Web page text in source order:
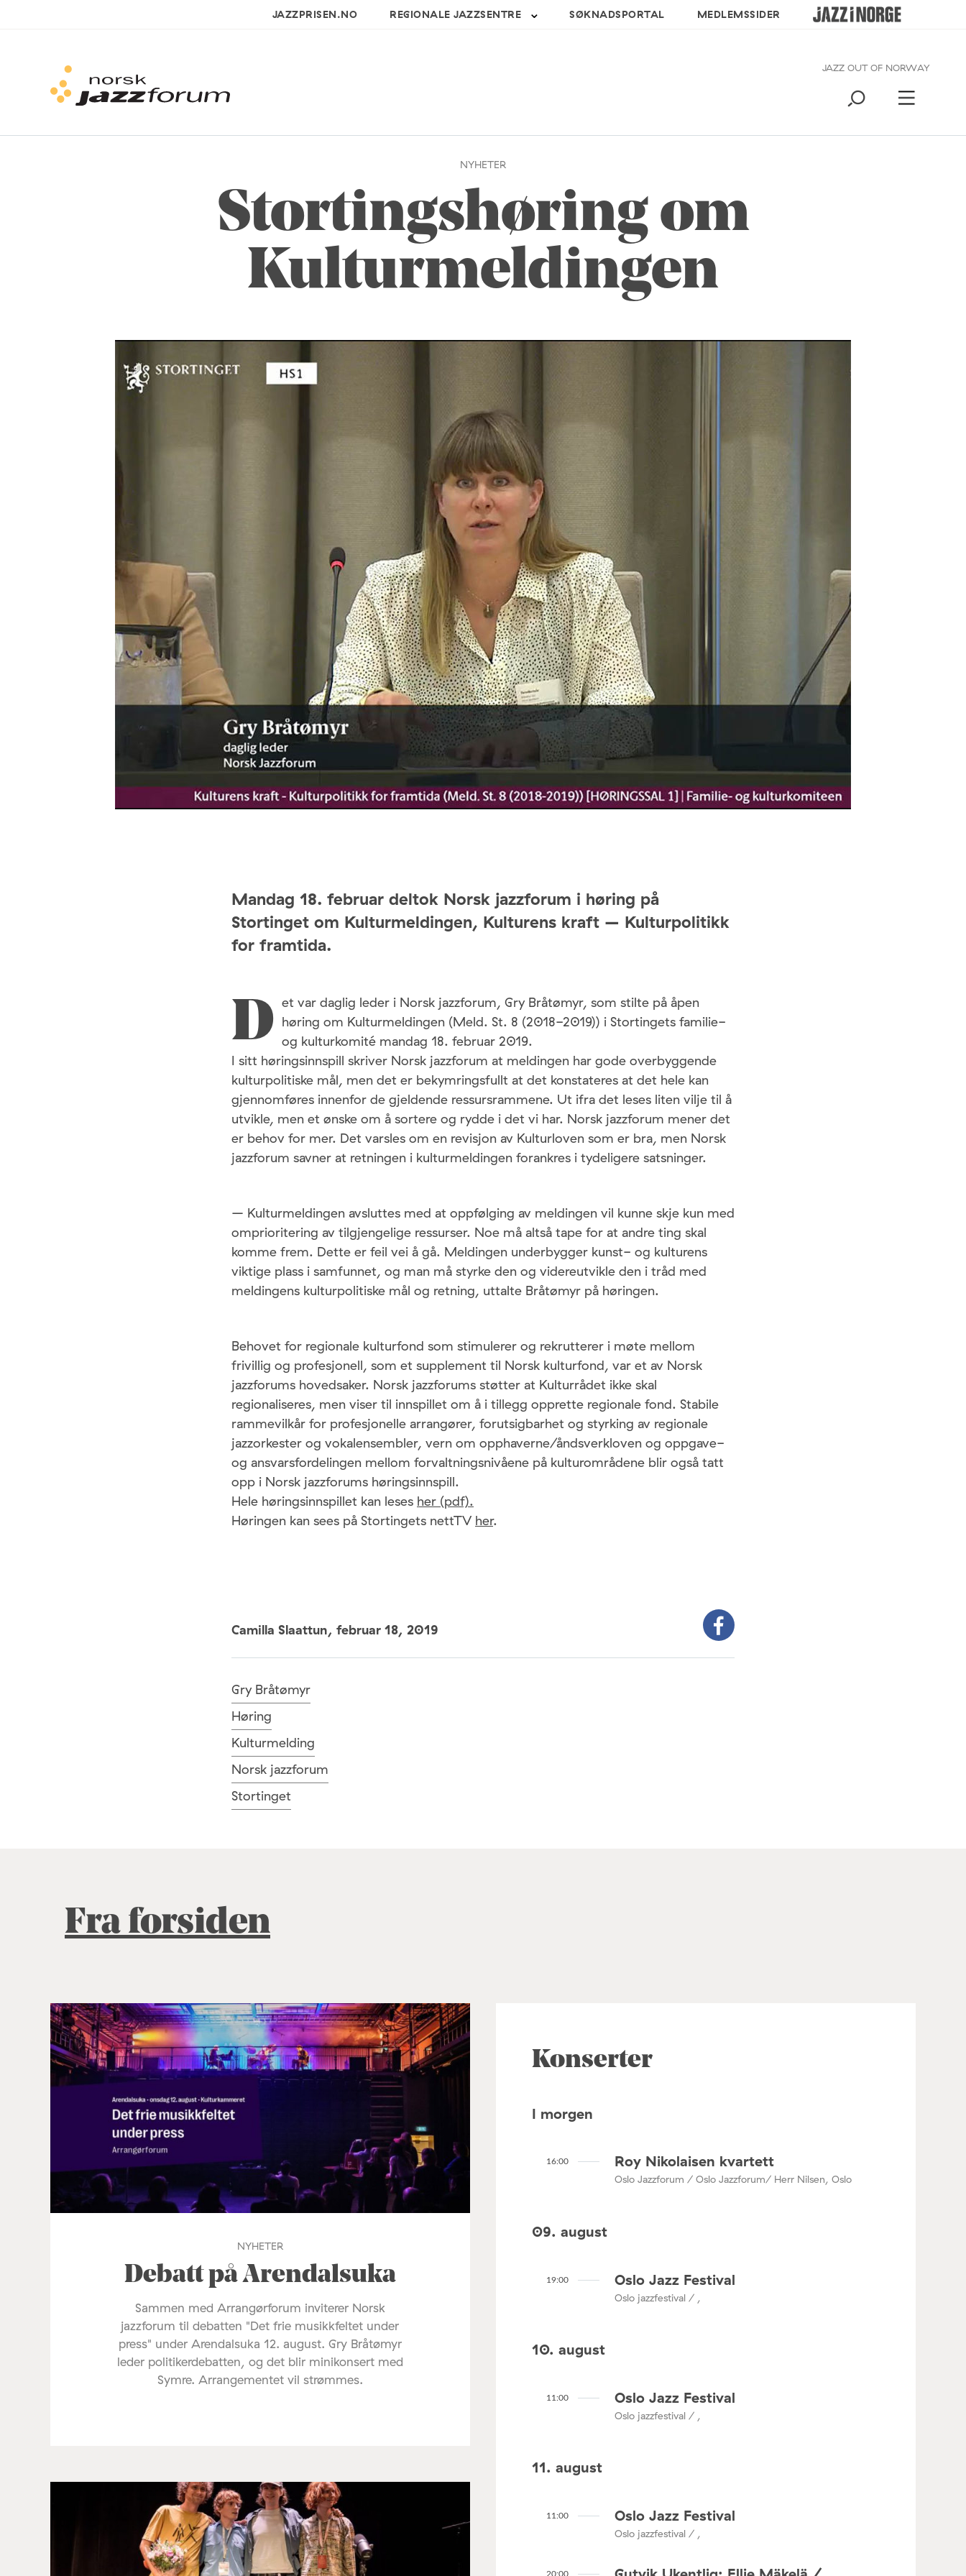
JAZZPRISEN.NO REGIONALE JAZZSENTRE SØKNADSPORTAL MEDLEMSSIDER
JAZZ OUT OF NORWAY
NYHETER
Stortingshøring om
Kulturmeldingen
Mandag 18. februar deltok Norsk jazzforum i høring på
Stortinget om Kulturmeldingen, Kulturens kraft – Kulturpolitikk
for framtida.
D et var daglig leder i Norsk jazzforum, Gry Bråtømyr, som stilte på åpen
høring om Kulturmeldingen (Meld. St. 8 (2018-2019)) i Stortingets familie-
og kulturkomité mandag 18. februar 2019.
I sitt høringsinnspill skriver Norsk jazzforum at meldingen har gode overbyggende
kulturpolitiske mål, men det er bekymringsfullt at det konstateres at det hele kan
gjennomføres innenfor de gjeldende ressursrammene. Ut ifra det leses liten vilje til å
utvikle, men et ønske om å sortere og rydde i det vi har. Norsk jazzforum mener det
er behov for mer. Det varsles om en revisjon av Kulturloven som er bra, men Norsk
jazzforum savner at retningen i kulturmeldingen forankres i tydeligere satsninger.
– Kulturmeldingen avsluttes med at oppfølging av meldingen vil kunne skje kun med
omprioritering av tilgjengelige ressurser. Noe må altså tape for at andre ting skal
komme frem. Dette er feil vei å gå. Meldingen underbygger kunst- og kulturens
viktige plass i samfunnet, og man må styrke den og videreutvikle den i tråd med
meldingens kulturpolitiske mål og retning, uttalte Bråtømyr på høringen.
Behovet for regionale kulturfond som stimulerer og rekrutterer i møte mellom
frivillig og profesjonell, som et supplement til Norsk kulturfond, var et av Norsk
jazzforums hovedsaker. Norsk jazzforums støtter at Kulturrådet ikke skal
regionaliseres, men viser til innspillet om å i tillegg opprette regionale fond. Stabile
rammevilkår for profesjonelle arrangører, forutsigbarhet og styrking av regionale
jazzorkester og vokalensembler, vern om opphaverne/åndsverkloven og oppgave-
og ansvarsfordelingen mellom forvaltningsnivåene på kulturområdene blir også tatt
opp i Norsk jazzforums høringsinnspill.
Hele høringsinnspillet kan leses her (pdf).
Høringen kan sees på Stortingets nettTV her.
Camilla Slaattun, februar 18, 2019
Gry Bråtømyr
Høring
Kulturmelding
Norsk jazzforum
Stortinget
Fra forsiden
NYHETER
Debatt på Arendalsuka
Sammen med Arrangørforum inviterer Norsk
jazzforum til debatten "Det frie musikkfeltet under
press" under Arendalsuka 12. august. Gry Bråtømyr
leder politikerdebatten, og det blir minikonsert med
Symre. Arrangementet vil strømmes.
Konserter
I morgen
16:00 Roy Nikolaisen kvartett
Oslo Jazzforum / Oslo Jazzforum/ Herr Nilsen, Oslo
09. august
19:00 Oslo Jazz Festival
Oslo jazzfestival / ,
10. august
11:00 Oslo Jazz Festival
Oslo jazzfestival / ,
11. august
11:00 Oslo Jazz Festival
Oslo jazzfestival / ,
20:00